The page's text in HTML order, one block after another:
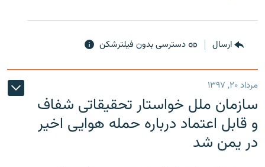
ارسال دسترسی بدون فیلترشکن
مرداد ۲۰, ۱۳۹۷
سازمان ملل خواستار تحقیقاتی شفاف
و قابل اعتماد درباره حمله هوایی اخیر
در یمن شد